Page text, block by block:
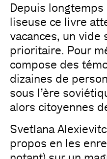
Depuis
liseuse ce livre
vacances, un vide
prioritaire. Pour
compose des
dizaines de
sous l’ère
alors citoyennes
Svetlana
propos en les